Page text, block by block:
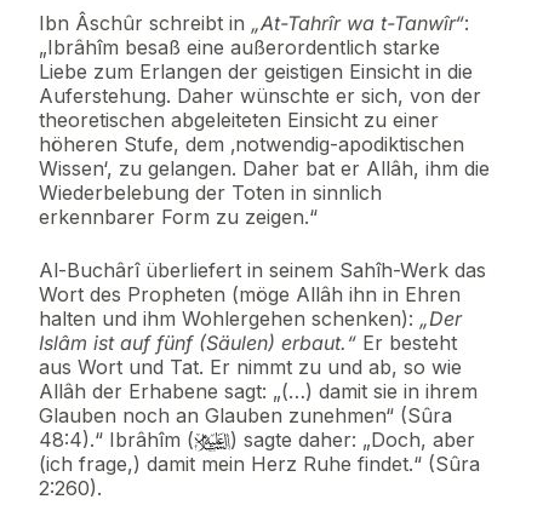
Ibn Âschûr schreibt in „At-Tahrîr wa t-Tanwîr“:
„Ibrâhîm besaß eine außerordentlich starke
Liebe zum Erlangen der geistigen Einsicht in die
Auferstehung. Daher wünschte er sich, von der
theoretischen abgeleiteten Einsicht zu einer
höheren Stufe, dem ‚notwendig-apodiktischen
Wissen‘, zu gelangen. Daher bat er Allâh, ihm die
Wiederbelebung der Toten in sinnlich
erkennbarer Form zu zeigen.“
Al-Buchârî überliefert in seinem Sahîh-Werk das
Wort des Propheten (möge Allâh ihn in Ehren
halten und ihm Wohlergehen schenken): „Der
Islâm ist auf fünf (Säulen) erbaut.“ Er besteht
aus Wort und Tat. Er nimmt zu und ab, so wie
Allâh der Erhabene sagt: „(…) damit sie in ihrem
Glauben noch an Glauben zunehmen“ (Sûra
48:4).“ Ibrâhîm (
) sagte daher: „Doch, aber
(ich frage,) damit mein Herz Ruhe findet.“ (Sûra
2:260).